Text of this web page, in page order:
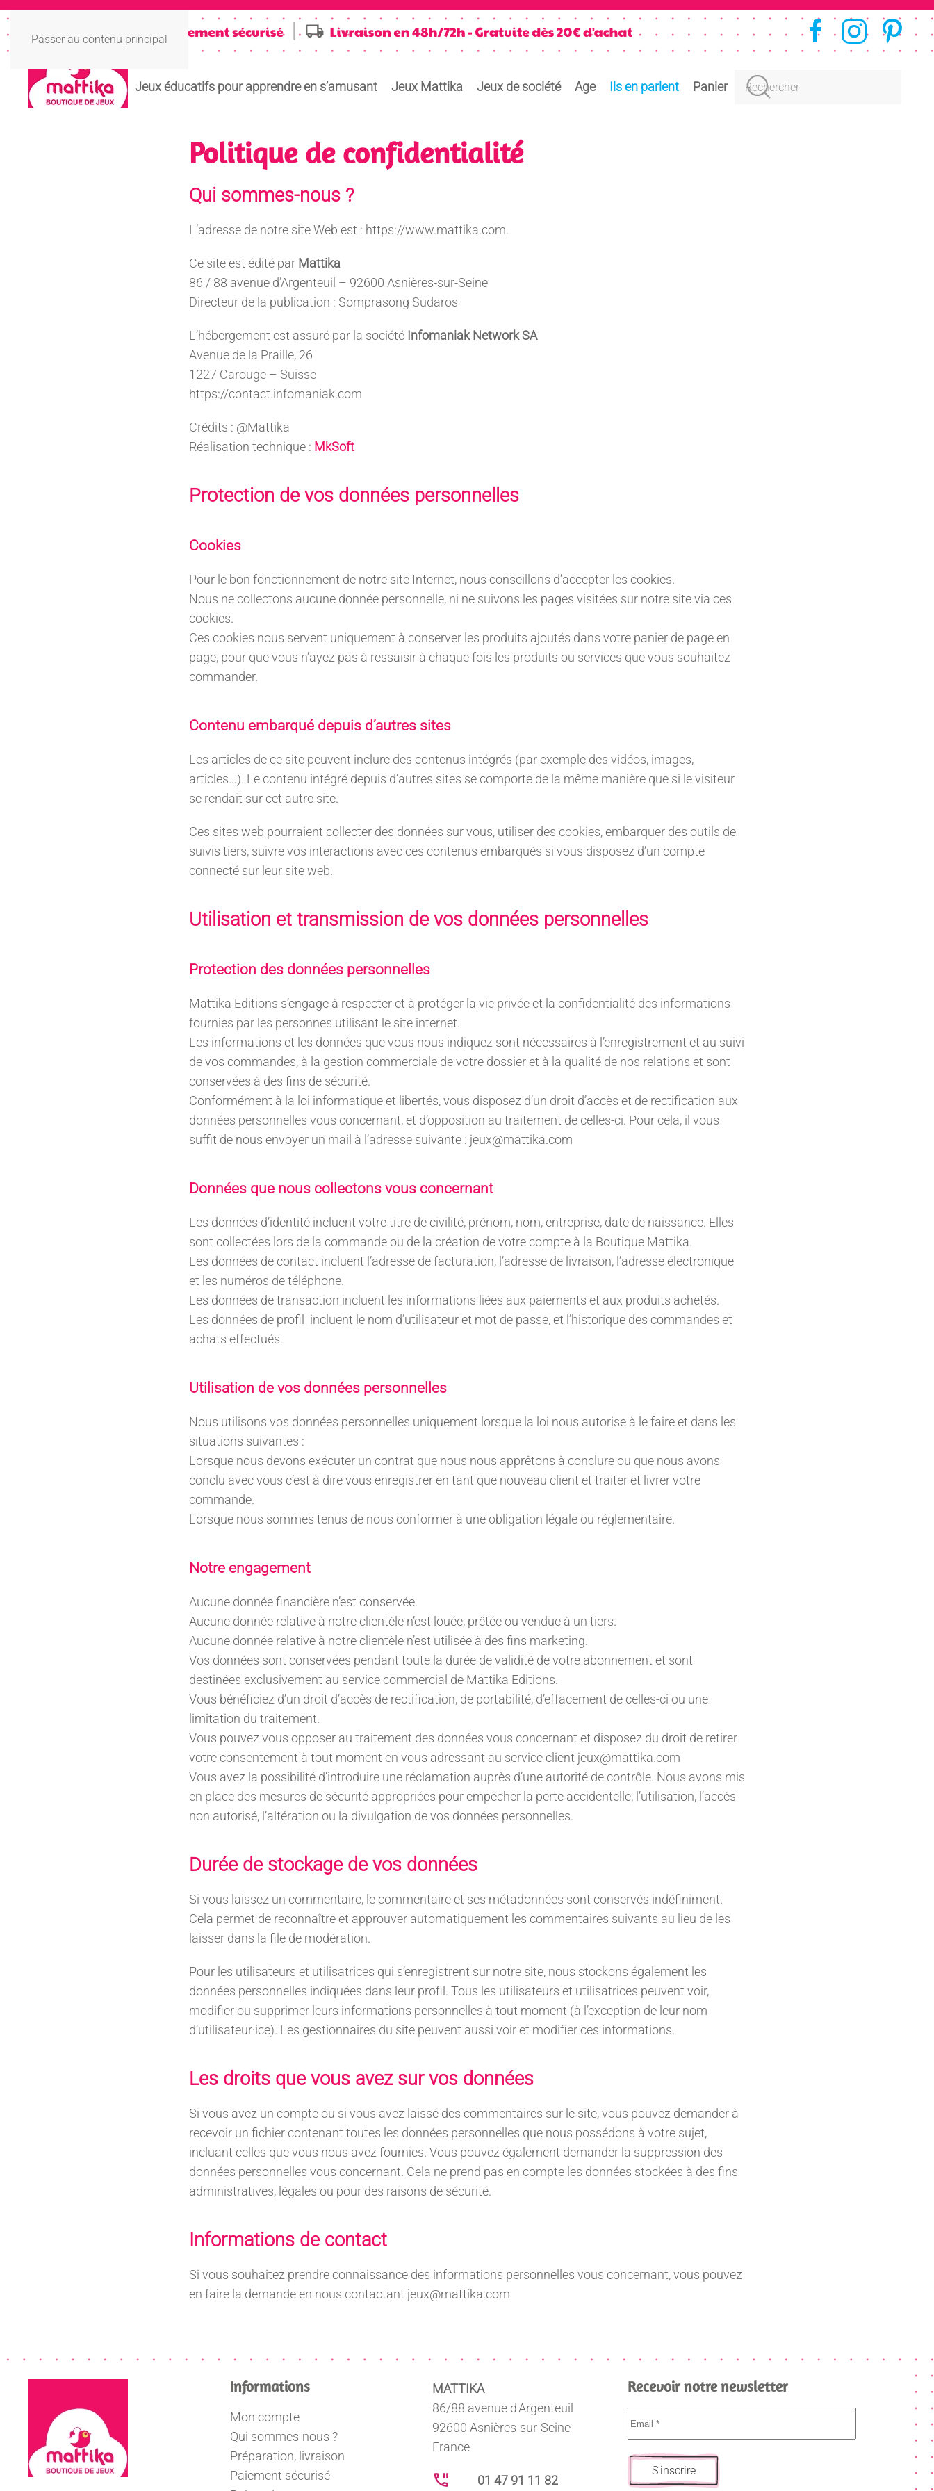
Passer au contenu principal
Jeux éducatifs pour apprendre en s’amusant Jeux Mattika Jeux de société Age Ils en parlent Panier
Politique de confidentialité
Qui sommes-nous ?
L’adresse de notre site Web est : https://www.mattika.com.
Ce site est édité par Mattika
86 / 88 avenue d’Argenteuil – 92600 Asnières-sur-Seine
Directeur de la publication : Somprasong Sudaros
L’hébergement est assuré par la société Infomaniak Network SA
Avenue de la Praille, 26
1227 Carouge – Suisse
https://contact.infomaniak.com
Crédits : @Mattika
Réalisation technique : MkSoft
Protection de vos données personnelles
Cookies
Pour le bon fonctionnement de notre site Internet, nous conseillons d’accepter les cookies.
Nous ne collectons aucune donnée personnelle, ni ne suivons les pages visitées sur notre site via ces
cookies.
Ces cookies nous servent uniquement à conserver les produits ajoutés dans votre panier de page en
page, pour que vous n’ayez pas à ressaisir à chaque fois les produits ou services que vous souhaitez
commander.
Contenu embarqué depuis d’autres sites
Les articles de ce site peuvent inclure des contenus intégrés (par exemple des vidéos, images,
articles…). Le contenu intégré depuis d’autres sites se comporte de la même manière que si le visiteur
se rendait sur cet autre site.
Ces sites web pourraient collecter des données sur vous, utiliser des cookies, embarquer des outils de
suivis tiers, suivre vos interactions avec ces contenus embarqués si vous disposez d’un compte
connecté sur leur site web.
Utilisation et transmission de vos données personnelles
Protection des données personnelles
Mattika Editions s’engage à respecter et à protéger la vie privée et la confidentialité des informations
fournies par les personnes utilisant le site internet.
Les informations et les données que vous nous indiquez sont nécessaires à l’enregistrement et au suivi
de vos commandes, à la gestion commerciale de votre dossier et à la qualité de nos relations et sont
conservées à des fins de sécurité.
Conformément à la loi informatique et libertés, vous disposez d’un droit d’accès et de rectification aux
données personnelles vous concernant, et d’opposition au traitement de celles-ci. Pour cela, il vous
suffit de nous envoyer un mail à l’adresse suivante : jeux@mattika.com
Données que nous collectons vous concernant
Les données d’identité incluent votre titre de civilité, prénom, nom, entreprise, date de naissance. Elles
sont collectées lors de la commande ou de la création de votre compte à la Boutique Mattika.
Les données de contact incluent l’adresse de facturation, l’adresse de livraison, l’adresse électronique
et les numéros de téléphone.
Les données de transaction incluent les informations liées aux paiements et aux produits achetés.
Les données de profil incluent le nom d’utilisateur et mot de passe, et l’historique des commandes et
achats effectués.
Utilisation de vos données personnelles
Nous utilisons vos données personnelles uniquement lorsque la loi nous autorise à le faire et dans les
situations suivantes :
Lorsque nous devons exécuter un contrat que nous nous apprêtons à conclure ou que nous avons
conclu avec vous c’est à dire vous enregistrer en tant que nouveau client et traiter et livrer votre
commande.
Lorsque nous sommes tenus de nous conformer à une obligation légale ou réglementaire.
Notre engagement
Aucune donnée financière n’est conservée.
Aucune donnée relative à notre clientèle n’est louée, prêtée ou vendue à un tiers.
Aucune donnée relative à notre clientèle n’est utilisée à des fins marketing.
Vos données sont conservées pendant toute la durée de validité de votre abonnement et sont
destinées exclusivement au service commercial de Mattika Editions.
Vous bénéficiez d’un droit d’accès de rectification, de portabilité, d’effacement de celles-ci ou une
limitation du traitement.
Vous pouvez vous opposer au traitement des données vous concernant et disposez du droit de retirer
votre consentement à tout moment en vous adressant au service client jeux@mattika.com
Vous avez la possibilité d’introduire une réclamation auprès d’une autorité de contrôle. Nous avons mis
en place des mesures de sécurité appropriées pour empêcher la perte accidentelle, l’utilisation, l’accès
non autorisé, l’altération ou la divulgation de vos données personnelles.
Durée de stockage de vos données
Si vous laissez un commentaire, le commentaire et ses métadonnées sont conservés indéfiniment.
Cela permet de reconnaître et approuver automatiquement les commentaires suivants au lieu de les
laisser dans la file de modération.
Pour les utilisateurs et utilisatrices qui s’enregistrent sur notre site, nous stockons également les
données personnelles indiquées dans leur profil. Tous les utilisateurs et utilisatrices peuvent voir,
modifier ou supprimer leurs informations personnelles à tout moment (à l’exception de leur nom
d’utilisateur·ice). Les gestionnaires du site peuvent aussi voir et modifier ces informations.
Les droits que vous avez sur vos données
Si vous avez un compte ou si vous avez laissé des commentaires sur le site, vous pouvez demander à
recevoir un fichier contenant toutes les données personnelles que nous possédons à votre sujet,
incluant celles que vous nous avez fournies. Vous pouvez également demander la suppression des
données personnelles vous concernant. Cela ne prend pas en compte les données stockées à des fins
administratives, légales ou pour des raisons de sécurité.
Informations de contact
Si vous souhaitez prendre connaissance des informations personnelles vous concernant, vous pouvez
en faire la demande en nous contactant jeux@mattika.com
Informations
Mon compte
Qui sommes-nous ?
Préparation, livraison
Paiement sécurisé
MATTIKA
86/88 avenue d'Argenteuil
92600 Asnières-sur-Seine
France
01 47 91 11 82
Recevoir notre newsletter